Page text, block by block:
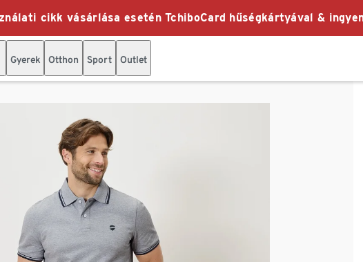
cikk vásárlása esetén TchiboCard hűségkártyával &
Gyerek Otthon Sport Outlet